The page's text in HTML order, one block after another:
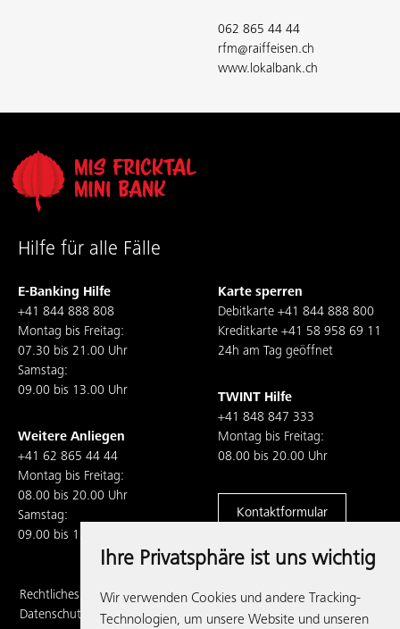
Ihre Privatsphäre ist uns wichtig
Wir verwenden Cookies und andere Tracking-
Technologien, um unsere Website und unseren
062 865 44 44
rfm@raiffeisen.ch
www.lokalbank.ch
Hilfe für alle Fälle
E-Banking Hilfe
+41 844 888 808
Montag bis Freitag:
07.30 bis 21.00 Uhr
Samstag:
09.00 bis 13.00 Uhr
Weitere Anliegen
+41 62 865 44 44
Montag bis Freitag:
08.00 bis 20.00 Uhr
Samstag:
09.00 bis 13.00 Uhr
Karte sperren
Debitkarte +41 844 888 800
Kreditkarte +41 58 958 69 11
24h am Tag geöffnet
TWINT Hilfe
+41 848 847 333
Montag bis Freitag:
08.00 bis 20.00 Uhr
Kontaktformular
Rechtliches,
Datenschutz und